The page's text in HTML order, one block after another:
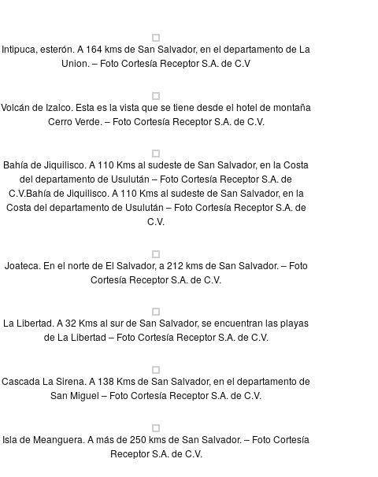
Intipuca, esterón. A 164 kms de San Salvador, en el departamento de La
Union. – Foto Cortesía Receptor S.A. de C.V
Volcán de Izalco. Esta es la vista que se tiene desde el hotel de montaña
Cerro Verde. – Foto Cortesía Receptor S.A. de C.V.
Bahía de Jiquilisco. A 110 Kms al sudeste de San Salvador, en la Costa
del departamento de Usulután – Foto Cortesía Receptor S.A. de
C.V.Bahía de Jiquilisco. A 110 Kms al sudeste de San Salvador, en la
Costa del departamento de Usulután – Foto Cortesía Receptor S.A. de
C.V.
Joateca. En el norte de El Salvador, a 212 kms de San Salvador. – Foto
Cortesía Receptor S.A. de C.V.
La Libertad. A 32 Kms al sur de San Salvador, se encuentran las playas
de La Libertad – Foto Cortesía Receptor S.A. de C.V.
Cascada La Sirena. A 138 Kms de San Salvador, en el departamento de
San Miguel – Foto Cortesía Receptor S.A. de C.V.
Isla de Meanguera. A más de 250 kms de San Salvador. – Foto Cortesía
Receptor S.A. de C.V.